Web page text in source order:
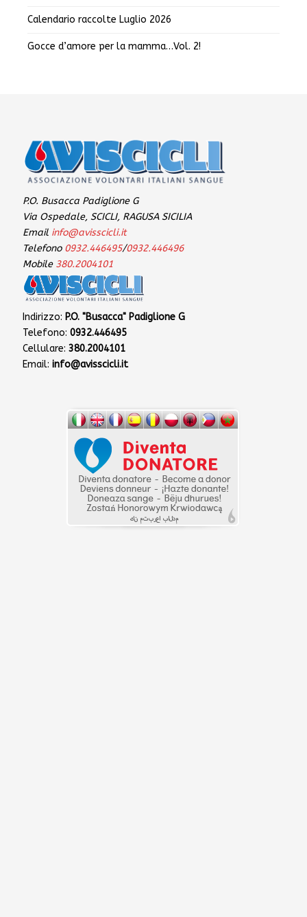
Calendario raccolte Luglio 2026
Gocce d’amore per la mamma…Vol. 2!
P.O. Busacca Padiglione G
Via Ospedale, SCICLI, RAGUSA SICILIA
Email info@avisscicli.it
Telefono 0932.446495/0932.446496
Mobile 380.2004101
Indirizzo: P.O. "Busacca" Padiglione G
Telefono: 0932.446495
Cellulare: 380.2004101
Email: info@avisscicli.it